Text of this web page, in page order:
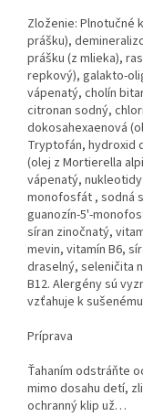
Zloženie: Plnotučné
prášku),
prášku (z mlieka),
repkový), galakto-
vápenatý, cholín
citronan sodný,
dokosahexaenová
Tryptofán, hydroxid
(olej z Mortierella
vápenatý,
monofosfát , sodná
guanozín-5'-
síran zinočnatý,
mevin, vitamín B6,
draselný, seleničita
B12. Alergény sú
vzťahuje k
Príprava
Ťahaním odstráňte
mimo dosahu detí,
ochranný klip už…